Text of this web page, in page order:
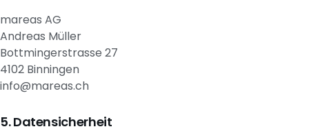
mareas AG
Andreas Müller
Bottmingerstrasse 27
4102 Binningen
info@mareas.ch
Datensicherheit